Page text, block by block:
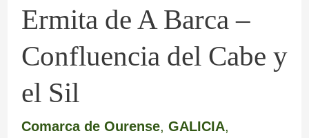
Ermita de A Barca –
Confluencia del Cabe y
el Sil
Comarca de Ourense, GALICIA,
y
el
Sil